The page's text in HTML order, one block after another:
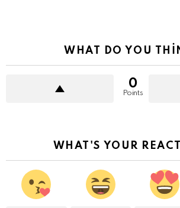
WHAT DO YOU
0
Points
WHAT'S YOUR